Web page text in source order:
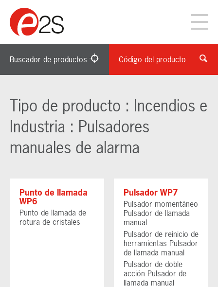
Buscador de productos Código del producto
Tipo de producto : Incendios e
Industria : Pulsadores
manuales de alarma
Punto de llamada
WP6
Punto de llamada de
rotura de cristales
Pulsador WP7
Pulsador momentáneo
Pulsador de llamada
manual
Pulsador de reinicio de
herramientas Pulsador
de llamada manual
Pulsador de doble
acción Pulsador de
llamada manual